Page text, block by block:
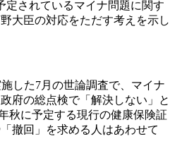
定されているマイナ問題に関す
大臣の対応をただす考えを示し
した7月の世論調査で、マイナ
府の総点検で「解決しない」と
秋に予定する現行の健康保険証
撤回」を求める人はあわせて